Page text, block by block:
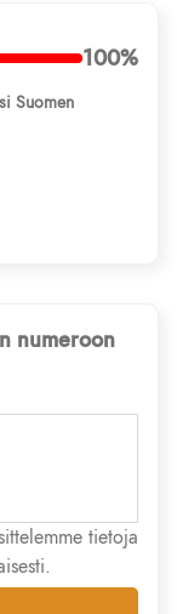
100%
Suomen
numeroon
tietoja